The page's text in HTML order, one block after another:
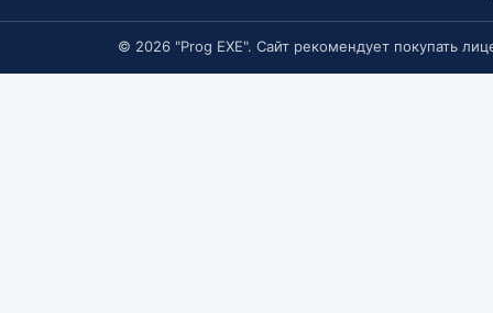
© 2026 "Prog EXE". Сайт рекомендует покупать